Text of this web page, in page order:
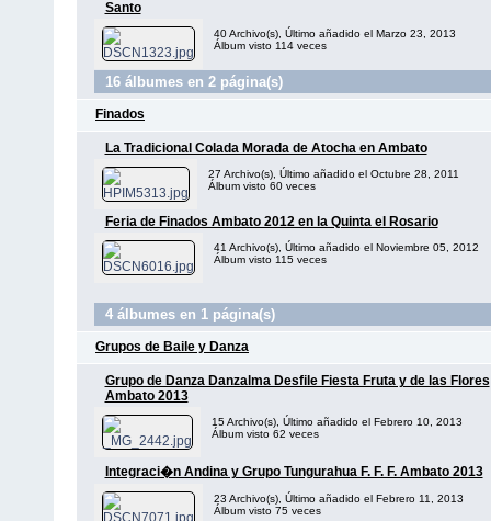
Santo
40 Archivo(s), Último añadido el Marzo 23, 2013
Álbum visto 114 veces
16 álbumes en 2 página(s)
Finados
La Tradicional Colada Morada de Atocha en Ambato
27 Archivo(s), Último añadido el Octubre 28, 2011
Álbum visto 60 veces
Feria de Finados Ambato 2012 en la Quinta el Rosario
41 Archivo(s), Último añadido el Noviembre 05, 2012
Álbum visto 115 veces
4 álbumes en 1 página(s)
Grupos de Baile y Danza
Grupo de Danza Danzalma Desfile Fiesta Fruta y de las Flores
Ambato 2013
15 Archivo(s), Último añadido el Febrero 10, 2013
Álbum visto 62 veces
Integraci�n Andina y Grupo Tungurahua F. F. F. Ambato 2013
23 Archivo(s), Último añadido el Febrero 11, 2013
Álbum visto 75 veces